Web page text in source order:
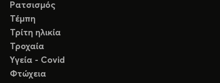
Ρατσισμός
Τέμπη
Τρίτη ηλικία
Τροχαία
Υγεία - Covid
Φτώχεια